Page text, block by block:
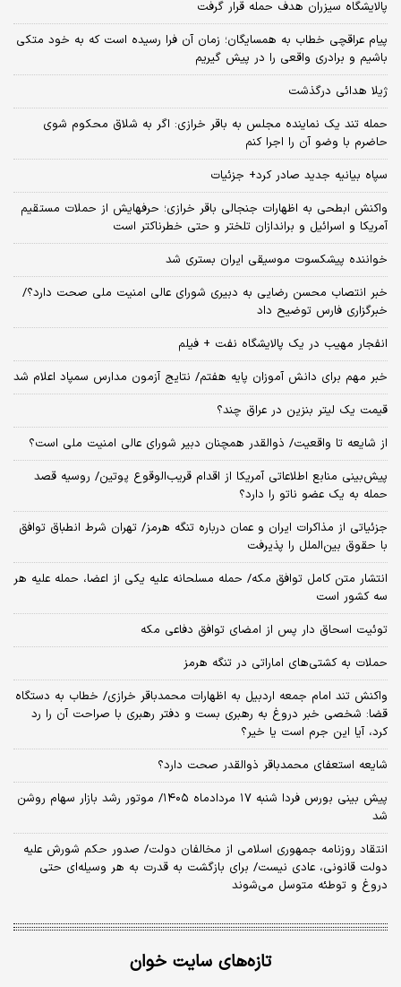
پالایشگاه سیزران هدف حمله قرار گرفت
پیام عراقچی خطاب به همسایگان؛ زمان آن فرا رسیده است که به خود متکی
باشیم و برادری واقعی را در پیش گیریم
ژیلا هدائی درگذشت
حمله تند یک نماینده مجلس به باقر خرازی: اگر به شلاق محکوم شوی
حاضرم با وضو آن را اجرا کنم
سپاه بیانیه جدید صادر کرد+ جزئیات
واکنش ابطحی به اظهارات جنجالی باقر خرازی؛ حرفهایش از حملات مستقیم
آمریکا و اسرائیل و براندازان تلختر و حتی خطرناکتر است
خواننده پیشکسوت موسیقی ایران بستری شد
خبر انتصاب محسن رضایی به دبیری شورای عالی امنیت ملی صحت دارد؟/
خبرگزاری فارس توضیح داد
انفجار مهیب در یک پالایشگاه نفت + فیلم
خبر مهم برای دانش آموزان پایه هفتم/ نتایج آزمون مدارس سمپاد اعلام شد
قیمت یک لیتر بنزین در عراق چند؟
از شایعه تا واقعیت/ ذوالقدر همچنان دبیر شورای ‌عالی امنیت ملی است؟
پیش‌بینی منابع اطلاعاتی آمریکا از اقدام قریب‌الوقوع پوتین/ روسیه قصد
حمله به یک عضو ناتو را دارد؟
جزئیاتی از مذاکرات ایران و عمان درباره تنگه هرمز/ تهران شرط انطباق توافق
با حقوق بین‌الملل را پذیرفت
انتشار متن کامل توافق مکه/ حمله مسلحانه علیه یکی از اعضا، حمله علیه هر
سه کشور است
توئیت اسحاق دار پس از امضای توافق دفاعی مکه
حملات به کشتی‌های اماراتی در تنگه هرمز
واکنش تند امام جمعه اردبیل به اظهارات محمدباقر خرازی/ خطاب به دستگاه
قضا: شخصی خبر دروغ به رهبری بست و دفتر رهبری با صراحت آن را رد
کرد، آیا این جرم است یا خیر؟
شایعه استعفای محمدباقر ذوالقدر صحت دارد؟
پیش بینی بورس فردا شنبه ۱۷ مردادماه ۱۴۰۵/ موتور رشد بازار سهام روشن
شد
انتقاد روزنامه جمهوری اسلامی از مخالفان دولت/ صدور حکم شورش علیه
دولت قانونی، عادی نیست/ برای بازگشت به قدرت به هر وسیله‌ای حتی
دروغ و توطئه متوسل می‌شوند
تازه‌های سایت خوان